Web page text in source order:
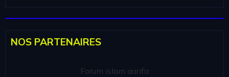
NOS PARTENAIRES
Forum islam aarifa